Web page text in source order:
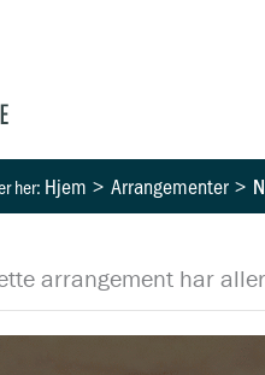
Hjem Arrangementer
arrangement har